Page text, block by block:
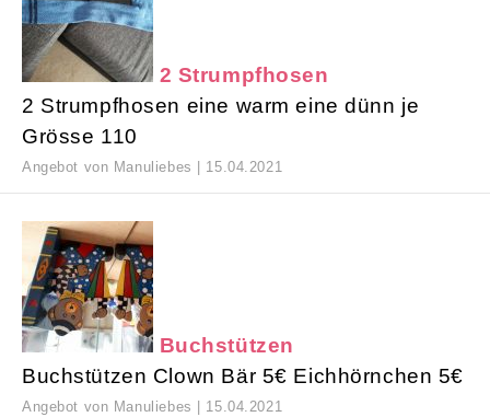
2 Strumpfhosen
2 Strumpfhosen eine warm eine dünn je
Grösse 110
Angebot von Manuliebes | 15.04.2021
Buchstützen
Buchstützen Clown Bär 5€ Eichhörnchen 5€
Angebot von Manuliebes | 15.04.2021